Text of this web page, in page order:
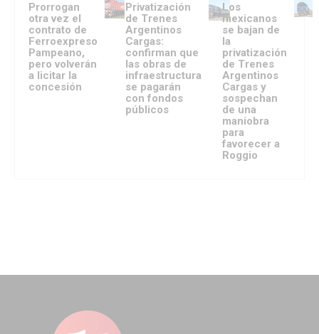
Prorrogan
otra vez el
contrato de
Ferroexpreso
Pampeano,
pero volverán
a licitar la
concesión
Privatización
de Trenes
Argentinos
Cargas:
confirman que
las obras de
infraestructura
se pagarán
con fondos
públicos
Los
mexicanos
se bajan de
la
privatización
de Trenes
Argentinos
Cargas y
sospechan
de una
maniobra
para
favorecer a
Roggio